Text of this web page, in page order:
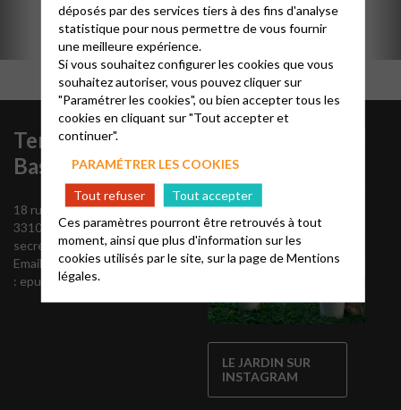
Temple de la
Bastide
18 rue de Tresses
33100 Bordeaux
secrétariat: 05 56 52 60 47
Email
: epudb.rivedroite@free.fr
LE JARDIN SUR
INSTAGRAM
déposés par des services tiers à des fins d'analyse
statistique pour nous permettre de vous fournir
une meilleure expérience.
Si vous souhaitez configurer les cookies que vous
souhaitez autoriser, vous pouvez cliquer sur
"Paramétrer les cookies", ou bien accepter tous les
cookies en cliquant sur "Tout accepter et
continuer".
PARAMÉTRER LES COOKIES
Tout refuser
Tout accepter
Ces paramètres pourront être retrouvés à tout
moment, ainsi que plus d'information sur les
cookies utilisés par le site, sur la page deMentions
légales.